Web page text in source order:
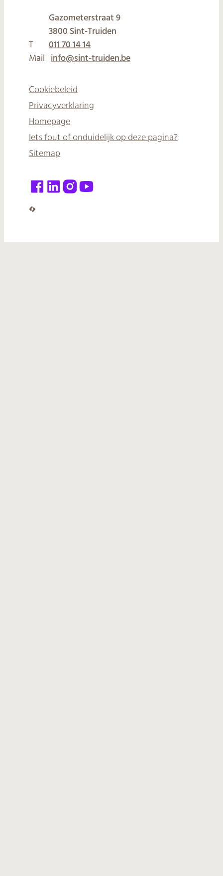
Gazometerstraat 9
,
3800 Sint-Truiden
T
011 70 14 14
Mail
info@sint-truiden.be
Cookiebeleid
Privacyverklaring
Homepage
Iets fout of onduidelijk op deze pagina?
Sitemap
Facebook
LinkedInInstagram
YouTube
LCP nv 2026 ©